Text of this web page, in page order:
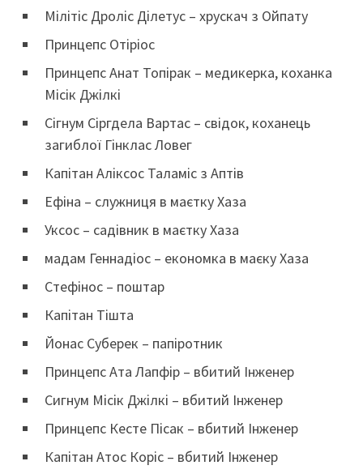
Мілітіс Дроліс Ділетус – хрускач з Ойпату
Принцепс Отіріос
Принцепс Анат Топірак – медикерка, коханка
Місік Джілкі
Сігнум Сіргдела Вартас – свідок, коханець
загиблої Гінклас Ловег
Капітан Аліксос Таламіс з Аптів
Ефіна – служниця в маєтку Хаза
Уксос – садівник в маєтку Хаза
мадам Геннадіос – економка в маєку Хаза
Стефінос – поштар
Капітан Тішта
Йонас Суберек – папіротник
Принцепс Ата Лапфір – вбитий Інженер
Сигнум Місік Джілкі – вбитий Інженер
Принцепс Кесте Пісак – вбитий Інженер
Капітан Атос Коріс – вбитий Інженер